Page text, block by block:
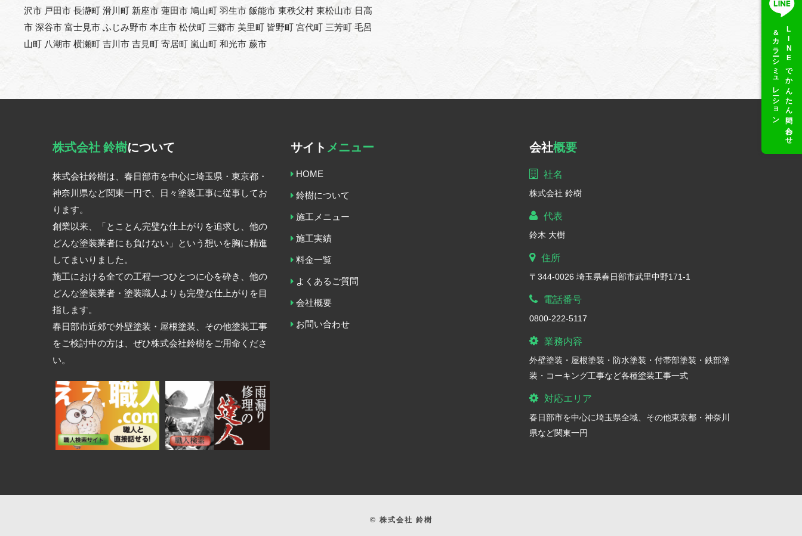
沢市 戸田市 長瀞町 滑川町 新座市 蓮田市 鳩山町 羽生市 飯能市 東秩父村 東松山市 日高
市 深谷市 富士見市 ふじみ野市 本庄市 松伏町 三郷市 美里町 皆野町 宮代町 三芳町 毛呂
山町 八潮市 横瀬町 吉川市 吉見町 寄居町 嵐山町 和光市 蕨市
LINEでかんたん問い合わせ
＆カラーシミュレーション
株式会社 鈴樹について
株式会社鈴樹は、春日部市を中心に埼玉県・東京都・
神奈川県など関東一円で、日々塗装工事に従事してお
ります。
創業以来、「とことん完璧な仕上がりを追求し、他の
どんな塗装業者にも負けない」という想いを胸に精進
してまいりました。
施工における全ての工程一つひとつに心を砕き、他の
どんな塗装業者・塗装職人よりも完璧な仕上がりを目
指します。
春日部市近郊で外壁塗装・屋根塗装、その他塗装工事
をご検討中の方は、ぜひ株式会社鈴樹をご用命くださ
い。
サイト メニュー
HOME
鈴樹について
施工メニュー
施工実績
料金一覧
よくあるご質問
会社概要
お問い合わせ
会社概要
社名
株式会社 鈴樹
代表
鈴木 大樹
住所
〒344-0026 埼玉県春日部市武里中野171-1
電話番号
0800-222-5117
業務内容
外壁塗装・屋根塗装・防水塗装・付帯部塗装・鉄部塗
装・コーキング工事など各種塗装工事一式
対応エリア
春日部市を中心に埼玉県全域、その他東京都・神奈川
県など関東一円
© 株式会社 鈴樹